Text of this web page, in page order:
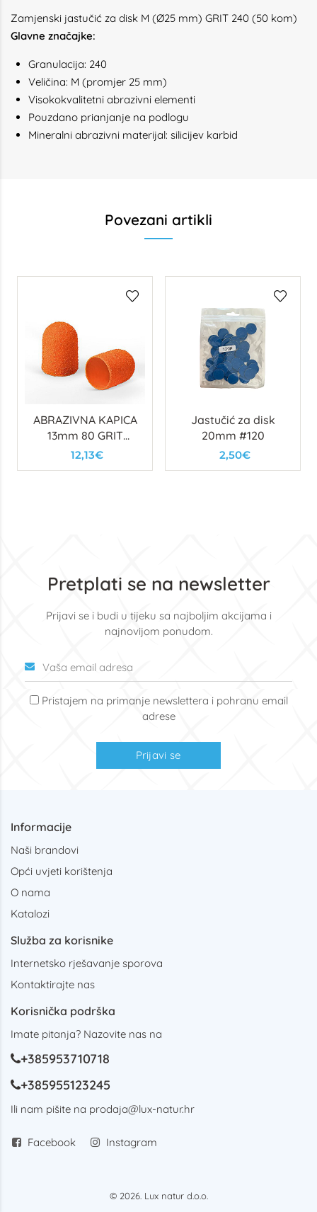
Zamjenski jastučić za disk M (Ø25 mm) GRIT 240 (50 kom)
Glavne značajke:
Granulacija: 240
Veličina: M (promjer 25 mm)
Visokokvalitetni abrazivni elementi
Pouzdano prianjanje na podlogu
Mineralni abrazivni materijal: silicijev karbid
Povezani artikli
ABRAZIVNA KAPICA
13mm 80 GRIT
NARANČASTA
(10kom)
12,13€
Jastučić za disk
20mm #120
2,50€
Pretplati se na newsletter
Prijavi se i budi u tijeku sa najboljim akcijama i
najnovijom ponudom.
Pristajem na primanje newslettera i pohranu email
adrese
Prijavi se
Informacije
Naši brandovi
Opći uvjeti korištenja
O nama
Katalozi
Služba za korisnike
Internetsko rješavanje sporova
Kontaktirajte nas
Korisnička podrška
Imate pitanja? Nazovite nas na
+385953710718
+385955123245
Ili nam pišite na prodaja@lux-natur.hr
Facebook Instagram
© 2026. Lux natur d.o.o.